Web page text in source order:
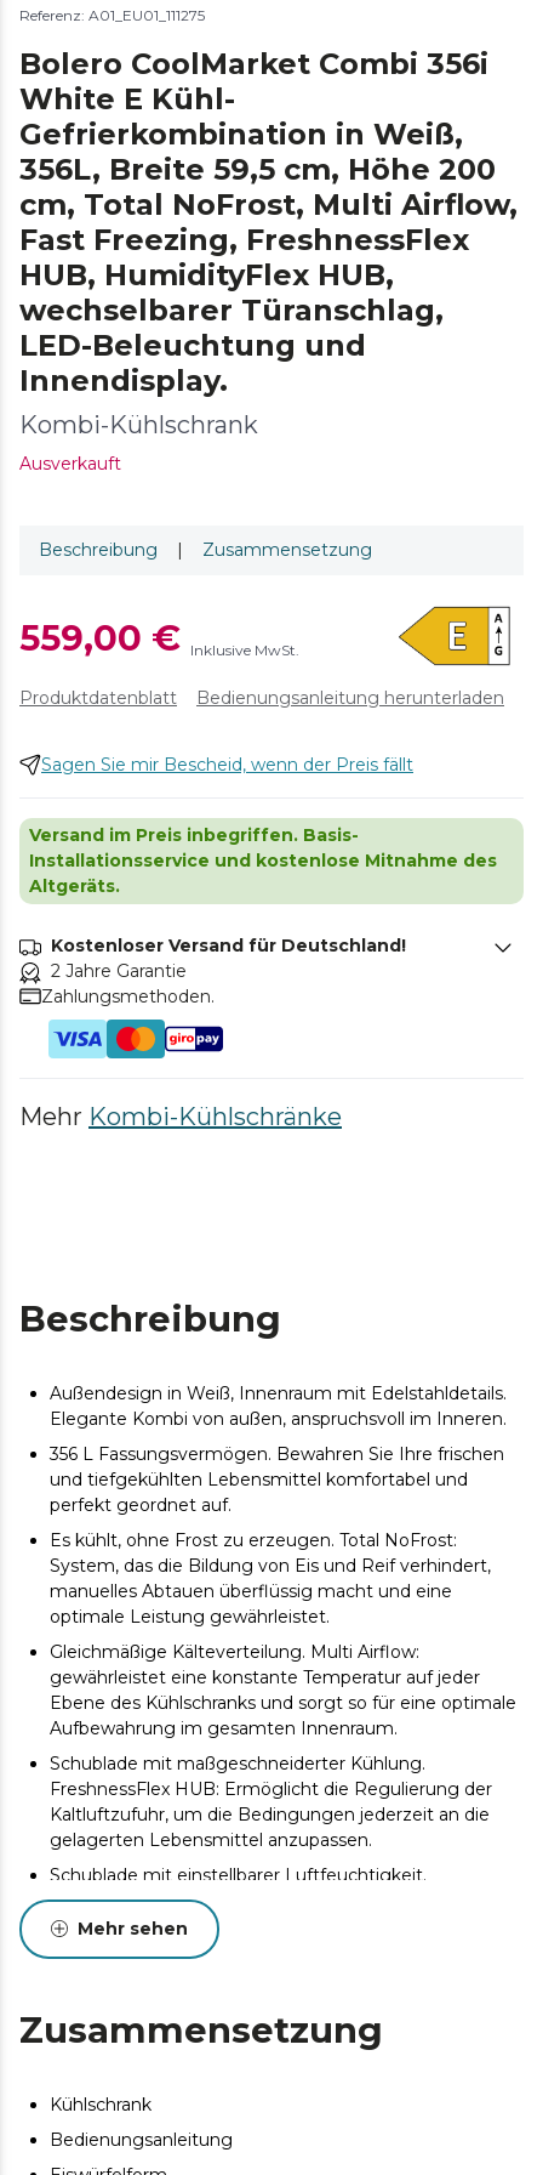
Referenz: A01_EU01_111275
Bolero CoolMarket Combi 356i
White E Kühl-
Gefrierkombination in Weiß,
356L, Breite 59,5 cm, Höhe 200
cm, Total NoFrost, Multi Airflow,
Fast Freezing, FreshnessFlex
HUB, HumidityFlex HUB,
wechselbarer Türanschlag,
LED-Beleuchtung und
Innendisplay.
Kombi-Kühlschrank
Ausverkauft
Beschreibung | Zusammensetzung
559,00 € Inklusive MwSt.
Produktdatenblatt Bedienungsanleitung herunterladen
Sagen Sie mir Bescheid, wenn der Preis fällt
Versand im Preis inbegriffen. Basis-
Installationsservice und kostenlose Mitnahme des
Altgeräts.
Kostenloser Versand für Deutschland!
2 Jahre Garantie
Zahlungsmethoden.
Mehr Kombi-Kühlschränke
Beschreibung
Außendesign in Weiß, Innenraum mit Edelstahldetails.
Elegante Kombi von außen, anspruchsvoll im Inneren.
356 L Fassungsvermögen. Bewahren Sie Ihre frischen
und tiefgekühlten Lebensmittel komfortabel und
perfekt geordnet auf.
Es kühlt, ohne Frost zu erzeugen. Total NoFrost:
System, das die Bildung von Eis und Reif verhindert,
manuelles Abtauen überflüssig macht und eine
optimale Leistung gewährleistet.
Gleichmäßige Kälteverteilung. Multi Airflow:
gewährleistet eine konstante Temperatur auf jeder
Ebene des Kühlschranks und sorgt so für eine optimale
Aufbewahrung im gesamten Innenraum.
Schublade mit maßgeschneiderter Kühlung.
FreshnessFlex HUB: Ermöglicht die Regulierung der
Kaltluftzufuhr, um die Bedingungen jederzeit an die
gelagerten Lebensmittel anzupassen.
Schublade mit einstellbarer Luftfeuchtigkeit.
HumidityFlex HUB: bietet eine optimale Aufbewahrung
von Obst und Gemüse und verlängert deren Frische
und Eigenschaften über einen längeren Zeitraum.
geringer Nutzung, indem nur das Gefrierteil
Passen Sie die Öffnung an Ihre Bedürfnisse an.
sich an Ihre Bedürfnisse und den verfügbaren Platz
Mehr sehen
Zusammensetzung
Kühlschrank
Bedienungsanleitung